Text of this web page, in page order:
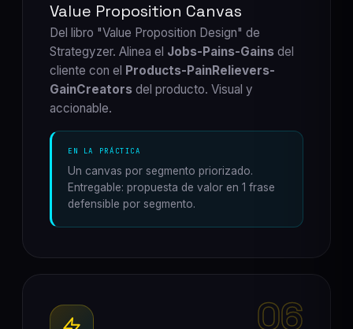
Value Proposition Canvas
Del libro "Value Proposition Design" de
Strategyzer. Alinea el Jobs-Pains-Gains del
cliente con el Products-PainRelievers-
GainCreators del producto. Visual y
accionable.
EN LA PRÁCTICA
Un canvas por segmento priorizado.
Entregable: propuesta de valor en 1 frase
defensible por segmento.
06